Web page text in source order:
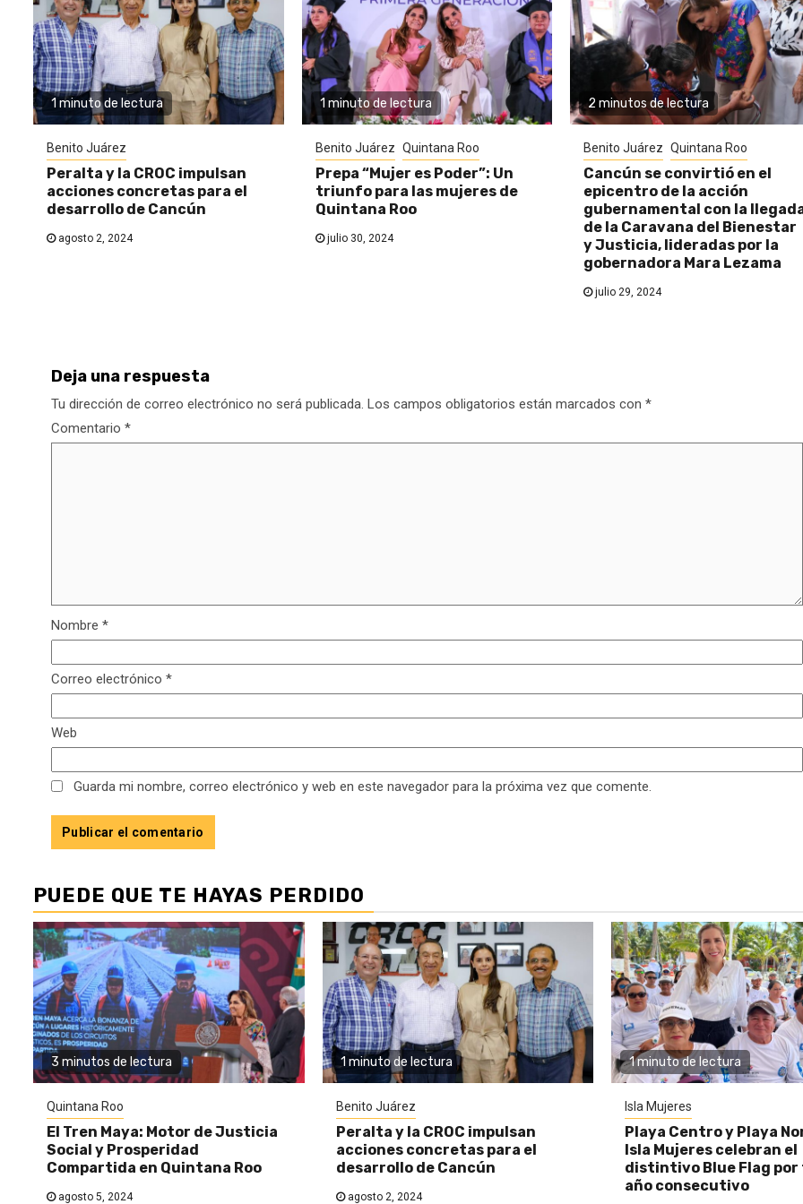
1 minuto de lectura
Benito Juárez
Peralta y la CROC impulsan
acciones concretas para el
desarrollo de Cancún
agosto 2, 2024
1 minuto de lectura
Benito Juárez Quintana Roo
Prepa “Mujer es Poder”: Un
triunfo para las mujeres de
Quintana Roo
julio 30, 2024
2 minutos de lectura
Benito Juárez Quintana Roo
Cancún se convirtió en el
epicentro de la acción
gubernamental con la
de la Caravana del Bienestar
y Justicia, lideradas por la
gobernadora Mara Lezama
julio 29, 2024
Deja una respuesta
Tu dirección de correo electrónico no será publicada. Los campos obligatorios están marcados con *
Comentario *
Nombre *
Correo electrónico *
Web
Guarda mi nombre, correo electrónico y web en este navegador para la próxima vez que comente.
PUEDE QUE TE HAYAS PERDIDO
3 minutos de lectura
Quintana Roo
El Tren Maya: Motor de Justicia
Social y Prosperidad
Compartida en Quintana Roo
agosto 5, 2024
1 minuto de lectura
Benito Juárez
Peralta y la CROC impulsan
acciones concretas para el
desarrollo de Cancún
agosto 2, 2024
1 minuto de lectura
Isla Mujeres
Playa Centro y Playa
Isla Mujeres celebran el
distintivo Blue Flag
año consecutivo